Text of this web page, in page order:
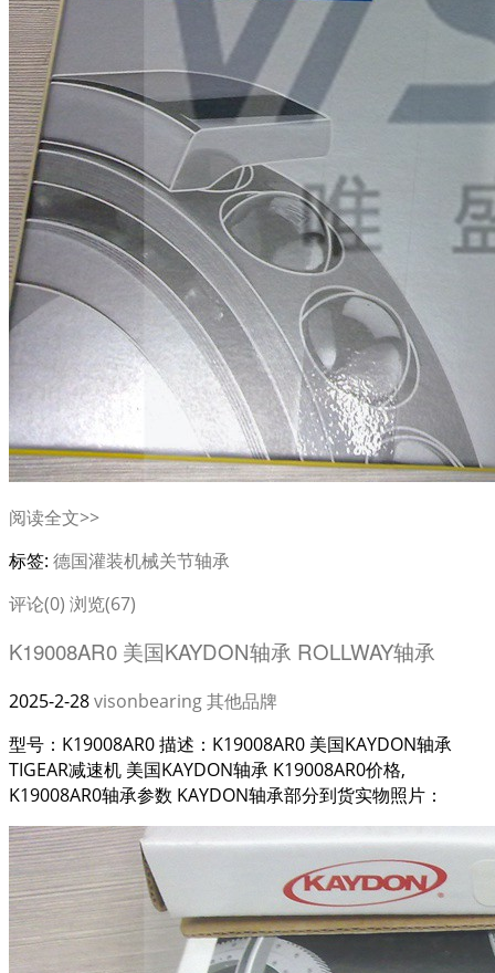
阅读全文>>
标签: 德国灌装机械关节轴承
评论(0) 浏览(67)
K19008AR0 美国KAYDON轴承 ROLLWAY轴承
2025-2-28visonbearing其他品牌
型号：K19008AR0 描述：K19008AR0 美国KAYDON轴承
TIGEAR减速机 美国KAYDON轴承 K19008AR0价格,
K19008AR0轴承参数 KAYDON轴承部分到货实物照片：